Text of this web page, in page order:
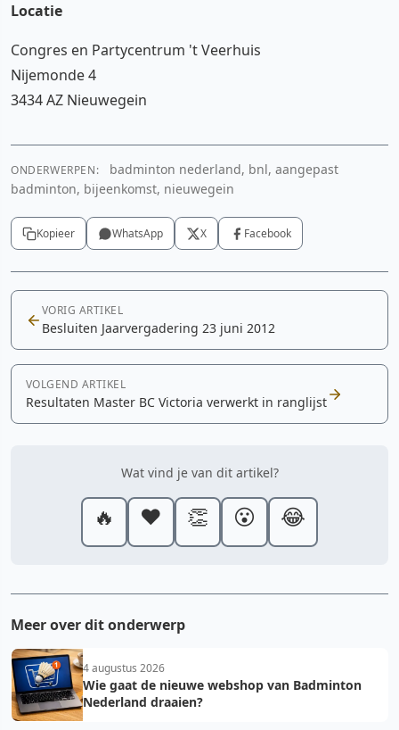
Locatie
Congres en Partycentrum 't Veerhuis
Nijemonde 4
3434 AZ Nieuwegein
ONDERWERPEN:
badminton nederland, bnl, aangepast
badminton, bijeenkomst, nieuwegein
Kopieer WhatsApp X Facebook
VORIG ARTIKEL
Besluiten Jaarvergadering 23 juni 2012
VOLGEND ARTIKEL
Resultaten Master BC Victoria verwerkt in ranglijst
Wat vind je van dit artikel?
🔥 ❤️ 👏 😮 😂
Meer over dit onderwerp
4 augustus 2026
Wie gaat de nieuwe webshop van Badminton
Nederland draaien?